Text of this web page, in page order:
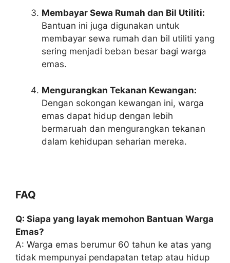
Membayar Sewa Rumah dan Bil Utiliti:
Bantuan ini juga digunakan untuk
membayar sewa rumah dan bil utiliti yang
sering menjadi beban besar bagi warga
emas.
Mengurangkan Tekanan Kewangan:
Dengan sokongan kewangan ini, warga
emas dapat hidup dengan lebih
bermaruah dan mengurangkan tekanan
dalam kehidupan seharian mereka.
FAQ
Q: Siapa yang layak memohon Bantuan Warga
Emas?
A: Warga emas berumur 60 tahun ke atas yang
tidak mempunyai pendapatan tetap atau hidup